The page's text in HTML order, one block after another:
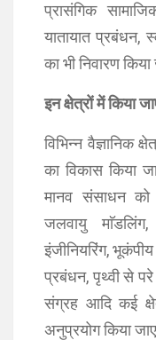
प्रासंगिक
यातायात प्रबंधन,
का भी निवारण किया
इन क्षेत्रों में किया
विभिन्न वैज्ञानिक
का विकास किया
मानव संसाधन को
जलवायु माॅडलिंग,
इंजीनियरिंग,
प्रबंधन, पृथ्वी से
संग्रह आदि कई
अनुप्रयोग किया